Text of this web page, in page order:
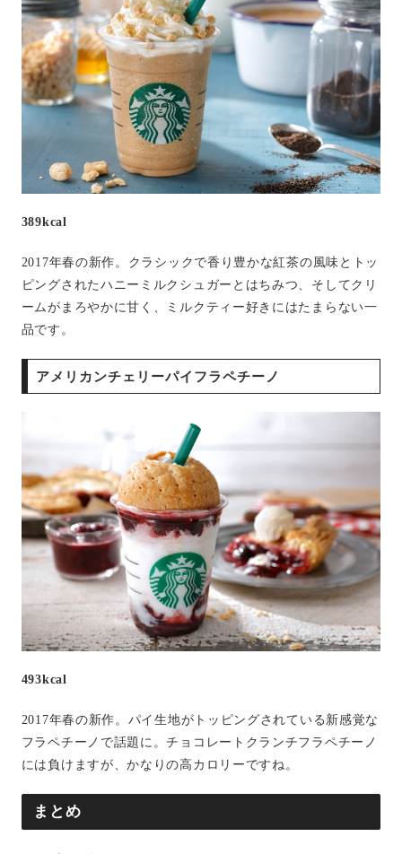
389kcal
2017年春の新作。クラシックで香り豊かな紅茶の風味とトッ
ピングされたハニーミルクシュガーとはちみつ、そしてクリ
ームがまろやかに甘く、ミルクティー好きにはたまらない一
品です。
アメリカンチェリーパイフラペチーノ
493kcal
2017年春の新作。パイ生地がトッピングされている新感覚な
フラペチーノで話題に。チョコレートクランチフラペチーノ
には負けますが、かなりの高カロリーですね。
まとめ